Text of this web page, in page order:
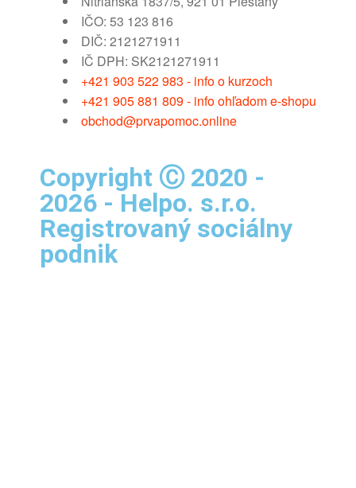
IČO: 53 123 816
DIČ: 2121271911
IČ DPH: SK2121271911
+421 903 522 983 - info o kurzoch
+421 905 881 809 - info ohľadom e-shopu
obchod@prvapomoc.online
Copyright Ⓒ 2020 -
2026 - Helpo. s.r.o.
Registrovaný sociálny
podnik